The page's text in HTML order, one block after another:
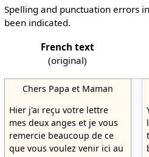
Spelling and punctuation errors
been indicated.
French text
(original)
Chers Papa et Maman
Hier j'ai reçu votre lettre
mes deux anges et je vous
remercie beaucoup de ce
que vous voulez venir ici au